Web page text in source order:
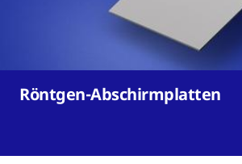
Röntgen-Abschirmplatten